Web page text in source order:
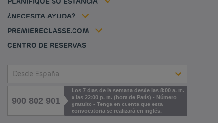
Politique animaux de compagnie
¿NECESITA AYUDA?
PREMIERECLASSE.COM
Jin Jiang International
CENTRO DE RESERVAS
Desde España
900 802 901
Los 7 días de la semana desde las 8:00 a. m.
a las 22:00 p. m. (hora de París) - Número
gratuito - Tenga en cuenta que esta
convocatoria se realizará en inglés.